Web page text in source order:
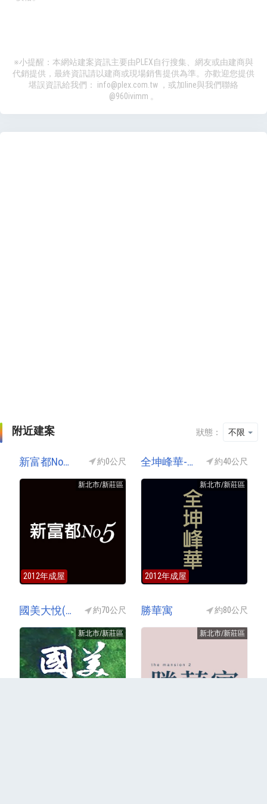
※小提醒：本網站建案資訊主要由PLEX自行搜集、網友或由建商與
代銷提供，最終資訊請以建商或現場銷售提供為準。亦歡迎您提供
堪誤資訊給我們： info@plex.com.tw ，或加line與我們聯絡
@960ivimm 。
附近建案 狀態： 不限
新富都No5 綠藝首席(新富都五期) 約0公尺
新北市/新莊區
2012年成屋
全坤峰華-國際館(全坤峰華國際館/全坤國際館) 約40公尺
新北市/新莊區
2012年成屋
國美大悅(國美大悦) 約70公尺
新北市/新莊區
勝華寓 約80公尺
新北市/新莊區